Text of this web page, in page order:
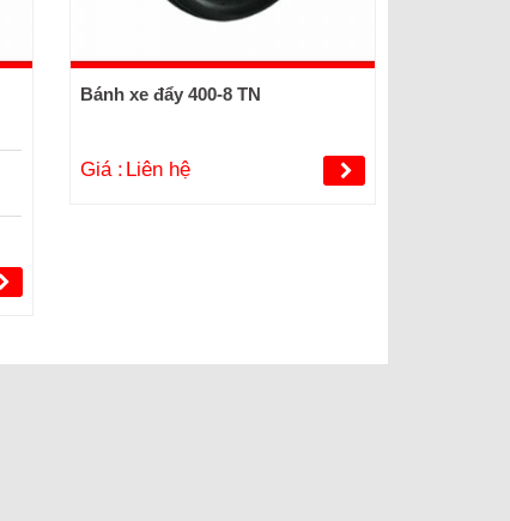
Bánh xe đẩy 400-8 TN
Giá : Liên hệ